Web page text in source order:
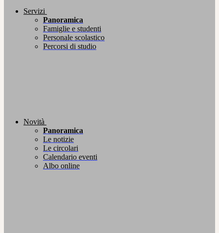
Servizi
Panoramica
Famiglie e studenti
Personale scolastico
Percorsi di studio
Novità
Panoramica
Le notizie
Le circolari
Calendario eventi
Albo online